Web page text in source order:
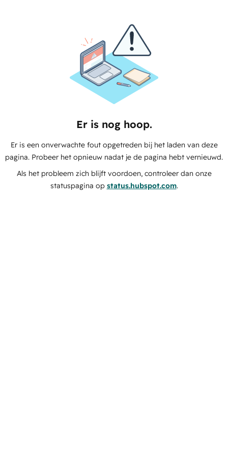
Er is nog hoop.
Er is een onverwachte fout opgetreden bij het laden van deze
pagina. Probeer het opnieuw nadat je de pagina hebt vernieuwd.
Als het probleem zich blijft voordoen, controleer dan onze
statuspagina op status.hubspot.com.